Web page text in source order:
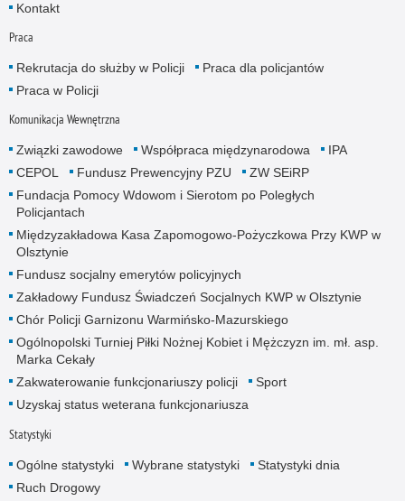
Kontakt
Praca
Rekrutacja do służby w Policji
Praca dla policjantów
Praca w Policji
Komunikacja Wewnętrzna
Związki zawodowe Współpraca międzynarodowa
IPA
CEPOL
Fundusz Prewencyjny PZU
ZW SEiRP
Fundacja Pomocy Wdowom i Sierotom po Poległych
Policjantach
Międzyzakładowa Kasa Zapomogowo-Pożyczkowa Przy KWP w
Olsztynie
Fundusz socjalny emerytów policyjnych
Zakładowy Fundusz Świadczeń Socjalnych KWP w Olsztynie
Chór Policji Garnizonu Warmińsko-Mazurskiego
Ogólnopolski Turniej Piłki Nożnej Kobiet i Mężczyzn im. mł. asp.
Marka Cekały
Zakwaterowanie funkcjonariuszy policji
Sport
Uzyskaj status weterana funkcjonariusza
Statystyki
Ogólne statystyki Wybrane statystyki
Statystyki dnia
Ruch Drogowy